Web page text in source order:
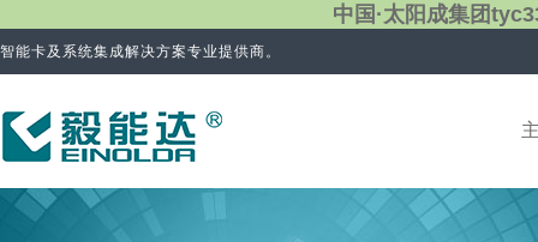
中国·太阳成集团
智能卡及系统集成解决方案专业提供商。